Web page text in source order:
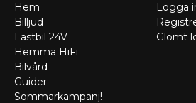
Hem
Billjud
Lastbil 24V
Hemma HiFi
Bilvård
Guider
Sommarkampanj!
Logga
Glömt